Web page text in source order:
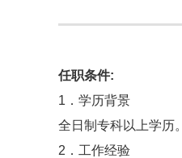
任职条件:
1．学历背景
全日制专科以上学历。
2．工作经验